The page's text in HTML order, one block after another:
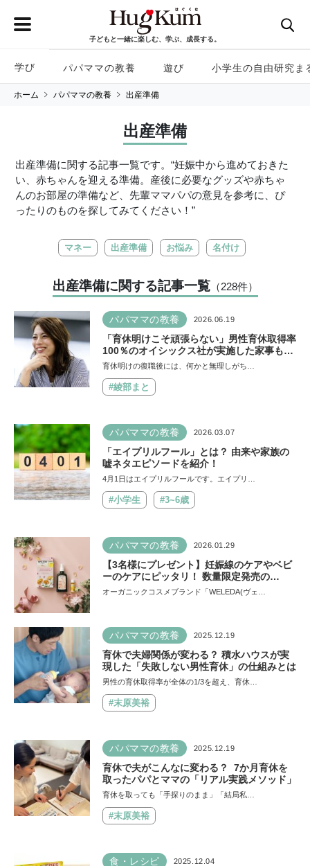
子どもと一緒に楽しむ、学ぶ、成長する。
学び パパママの教養 遊び 小学生の自由研究ま
ホーム パパママの教養 出産準備
出産準備
出産準備に関する記事一覧です。“妊娠中から進めておきた
い、赤ちゃんを迎える準備。産後に必要なグッズや赤ちゃ
んのお部屋の準備など、先輩ママパパの意見を参考に、ぴ
ったりのものを探してみてください！”
マネー 出産準備 お悩み 名付け
出産準備に関する記事一覧（228件）
パパママの教養 2026.06.19
「育休明けこそ頑張らない」男性育休取得率
100％のオイシックス社が実施した家事も育
児も「頑張りま宣言」が斬新！2児の母で年
に訊く、頑張りすぎない工夫とは
育休明けの復職後には、何かと無理しがち…
#綾部まと
パパママの教養 2026.03.07
「エイプリルフール」とは？ 由来や家族の
嘘ネタエピソードを紹介！
4月1日はエイプリルフールです。エイプリ…
#小学生 #3~6歳
パパママの教養 2026.01.29
【3名様にプレゼント】妊娠線のケアやベビ
ーのケアにピッタリ！ 数量限定発売の
WELEDA(ヴェレダ)のオーガニックギフトセ
オーガニックコスメブランド「WELEDA(ヴェ…
パパママの教養 2025.12.19
育休で夫婦関係が変わる？ 積水ハウスが実
現した「失敗しない男性育休」の仕組みとは
男性の育休取得率が全体の1/3を超え、育休…
#末原美裕
パパママの教養 2025.12.19
育休で夫がこんなに変わる？ 7か月育休を
取ったパパとママの「リアル実践メソッド」
育休を取っても「手探りのまま」「結局私…
#末原美裕
食・レシピ 2025.12.04